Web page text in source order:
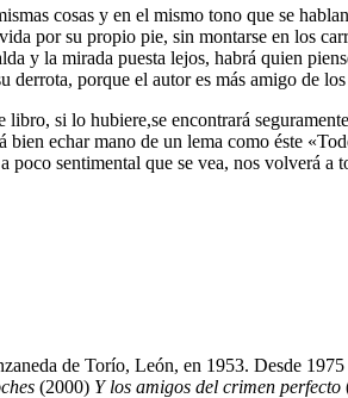
cosas y en el mismo tono que se
por su propio pie, sin montarse en los
y la mirada puesta lejos, habrá quien
derrota, porque el autor es más amigo de
libro, si lo hubiere,se encontrará
bien echar mano de un lema como éste
poco sentimental que se vea, nos volverá a
de Torío, León, en 1953. Desde
(2000) Y los amigos del crimen perfecto